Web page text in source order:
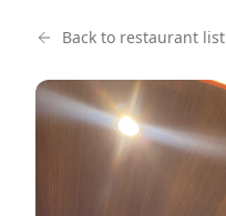
Back to restaurant list